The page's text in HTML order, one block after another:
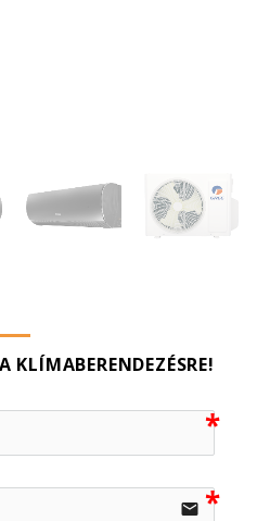
KLÍMABERENDEZÉSRE!
email